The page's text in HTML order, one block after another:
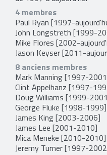
4 membres
Paul Ryan [1997-
John Longstreth [1999-
Mike Flores [2002-
Jason Keyser[2011-
8 anciens membres
Mark Manning[1997-
Clint Appelhanz [1997-
Doug Williams [1999-
George Fluke [1998-1999]
James King[2003-2006]
James Lee [2001-2010]
Mica Meneke [2010-2010]
Jeremy Turner[1997-